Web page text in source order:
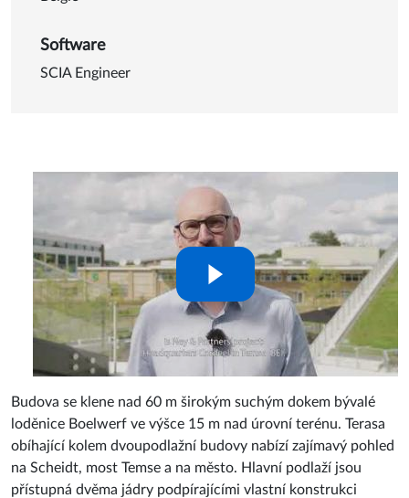
Software
SCIA Engineer
Budova se klene nad 60 m širokým suchým dokem bývalé
loděnice Boelwerf ve výšce 15 m nad úrovní terénu. Terasa
obíhající kolem dvoupodlažní budovy nabízí zajímavý pohled
na Scheidt, most Temse a na město. Hlavní podlaží jsou
přístupná dvěma jádry podpírajícími vlastní konstrukci